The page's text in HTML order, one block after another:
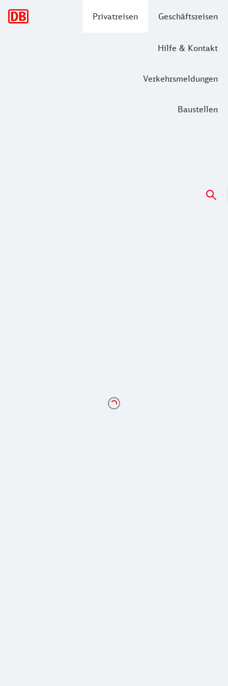
Privatreisen Geschäftsreisen
Hilfe & Kontakt
Verkehrsmeldungen
Baustellen